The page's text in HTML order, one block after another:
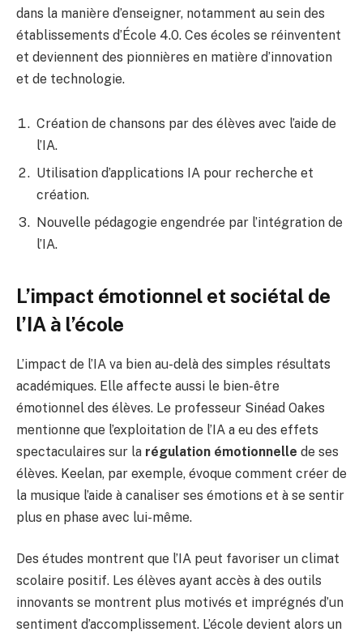
dans la manière d’enseigner, notamment au sein des
établissements d’École 4.0. Ces écoles se réinventent
et deviennent des pionnières en matière d’innovation
et de technologie.
Création de chansons par des élèves avec l’aide de
l’IA.
Utilisation d’applications IA pour recherche et
création.
Nouvelle pédagogie engendrée par l’intégration de
l’IA.
L’impact émotionnel et sociétal de
l’IA à l’école
L’impact de l’IA va bien au-delà des simples résultats
académiques. Elle affecte aussi le bien-être
émotionnel des élèves. Le professeur Sinéad Oakes
mentionne que l’exploitation de l’IA a eu des effets
spectaculaires sur la régulation émotionnelle de ses
élèves. Keelan, par exemple, évoque comment créer de
la musique l’aide à canaliser ses émotions et à se sentir
plus en phase avec lui-même.
Des études montrent que l’IA peut favoriser un climat
scolaire positif. Les élèves ayant accès à des outils
innovants se montrent plus motivés et imprégnés d’un
sentiment d’accomplissement. L’école devient alors un